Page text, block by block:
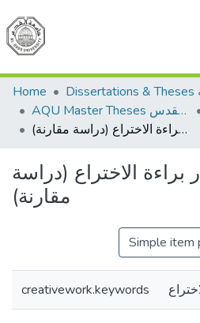
Communities &
All of
Home
AQU Master Theses الرسائل الجامعية الخاصة بجامعة القدس
طرق أستثمار براءة الاختراع (دراسة مقارنة)
الاختراع (دراسة
مقارنة)
Simple item
creativework.keywords